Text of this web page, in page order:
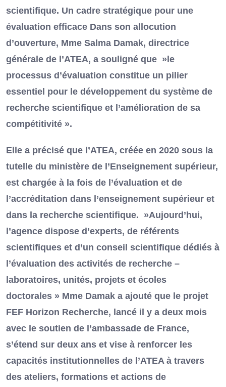
scientifique. Un cadre stratégique pour une
évaluation efficace Dans son allocution
d’ouverture, Mme Salma Damak, directrice
générale de l’ATEA, a souligné que »le
processus d’évaluation constitue un pilier
essentiel pour le développement du système de
recherche scientifique et l’amélioration de sa
compétitivité ».
Elle a précisé que l’ATEA, créée en 2020 sous la
tutelle du ministère de l’Enseignement supérieur,
est chargée à la fois de l’évaluation et de
l’accréditation dans l’enseignement supérieur et
dans la recherche scientifique. »Aujourd’hui,
l’agence dispose d’experts, de référents
scientifiques et d’un conseil scientifique dédiés à
l’évaluation des activités de recherche –
laboratoires, unités, projets et écoles
doctorales » Mme Damak a ajouté que le projet
FEF Horizon Recherche, lancé il y a deux mois
avec le soutien de l’ambassade de France,
s’étend sur deux ans et vise à renforcer les
capacités institutionnelles de l’ATEA à travers
des ateliers, formations et actions de